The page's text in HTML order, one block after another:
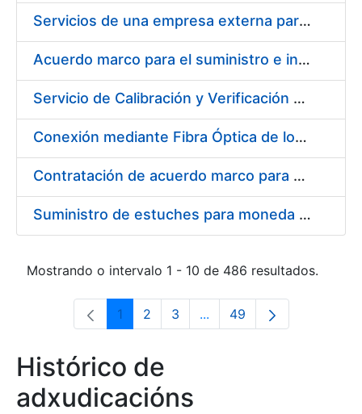
Servicios de una empresa externa para el asesoramiento y resolución de los recursos de alzada que se presentan relacionados con procesos de selección para la FNMT-RCM
Acuerdo marco para el suministro e instalación de persianas, estores y otros complementos
Servicio de Calibración y Verificación Externa de los Equipos de Medición del Servicio de Prevención de la FNMT-RCM
Conexión mediante Fibra Óptica de los Centros de Proceso de Datos (CPDs) de las sedes de la FNMT-RCM de Burgos y Madrid
Contratación de acuerdo marco para el Suministro de Material de Electricidad para la Fábrica Nacional de Moneda y Timbre-Real Casa de la Moneda en su centro de trabajo de Burgos
Suministro de estuches para moneda de 30 €
Mostrando o intervalo 1 - 10 de 486 resultados.
Páxina
1 Páxina
2 Páxina
3 ...Páxinas intermedias Use
Páxina
49
Histórico de
adxudicacións